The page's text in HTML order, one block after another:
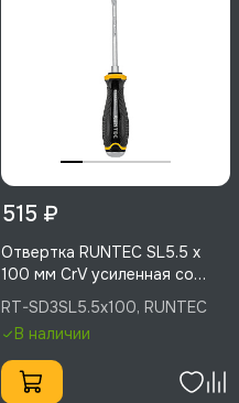
515 ₽
Отвертка RUNTEC SL5.5 x
100 мм CrV усиленная со
сквозным стержнем, RT-
SD3SL5.5x100
RT-SD3SL5.5x100, RUNTEC
В наличии